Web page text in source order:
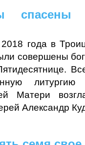
спасены
года в
совершены
Матери
Александр